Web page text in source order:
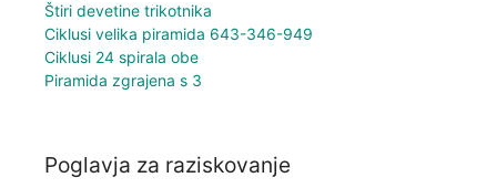
Štiri devetine trikotnika
Ciklusi velika piramida 643-346-949
Ciklusi 24 spirala obe
Piramida zgrajena s 3
Poglavja za raziskovanje